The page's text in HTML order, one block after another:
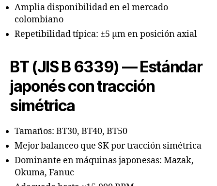
Amplia disponibilidad en el mercado
colombiano
Repetibilidad típica: ±5 µm en posición axial
BT (JIS B 6339) — Estándar
japonés con tracción
simétrica
Tamaños: BT30, BT40, BT50
Mejor balanceo que SK por tracción simétrica
Dominante en máquinas japonesas: Mazak,
Okuma, Fanuc